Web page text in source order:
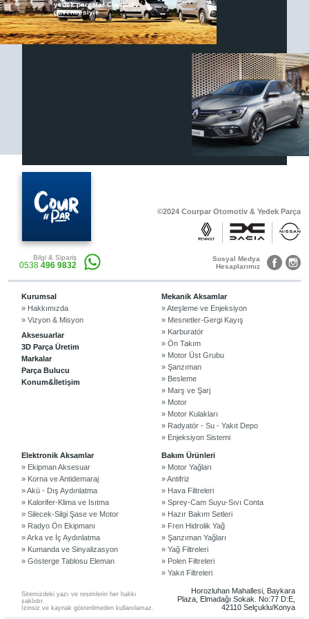
Otomobil, Suv, arazi ve ticari araçlar için
gerekli sarf malzemeler Courpar’da
3D baskı teknolojisiyle üretiyor,
müşterilerimize çözüm sunuyoruz.
©2024 Courpar Otomotiv & Yedek Parça
Renault & Dacia Araçlarınızda
Yedek Parça Çözümleri için
En Güvenilir Destek Noktası
yedek parçalar Courpar
güvencesiyle
©2024 Courpar Otomotiv & Yedek Parça
Bilgi & Sipariş
0538 496 9832
Sosyal Medya
Hesaplarımız
Sitemizdeki yazı ve resimlerin her hakkı
saklıdır.
İzinsiz ve kaynak gösterilmeden kullanılamaz.
Horozluhan Mahallesi, Baykara
Plaza, Elmadağı Sokak. No:77 D:E,
42110 Selçuklu/Konya
Kurumsal
» Hakkımızda
» Vizyon & Misyon
Aksesuarlar
3D Parça Üretim
Markalar
Parça Bulucu
Konum&İletişim
Mekanik Aksamlar
» Ateşleme ve Enjeksiyon
» Mesnetler-Gergi Kayış
» Karburatör
» Ön Takım
» Motor Üst Grubu
» Şanzıman
» Besleme
» Marş ve Şarj
» Motor
» Motor Kulakları
» Radyatör - Su - Yakıt Depo
» Enjeksiyon Sistemi
Elektronik Aksamlar
» Ekipman Aksesuar
» Korna ve Antidemaraj
» Akü - Dış Aydınlatma
» Kalorifer-Klima ve Isıtma
» Silecek-Silgi Şase ve Motor
» Radyo Ön Ekipmanı
» Arka ve İç Aydınlatma
» Kumanda ve Sinyalizasyon
» Gösterge Tablosu Eleman
Bakım Ürünleri
» Motor Yağları
» Antifriz
» Hava Filtreleri
» Sprey-Cam Suyu-Sıvı Conta
» Hazır Bakım Setleri
» Fren Hidrolik Yağ
» Şanzıman Yağları
» Yağ Filtreleri
» Polen Filtreleri
» Yakıt Filtreleri